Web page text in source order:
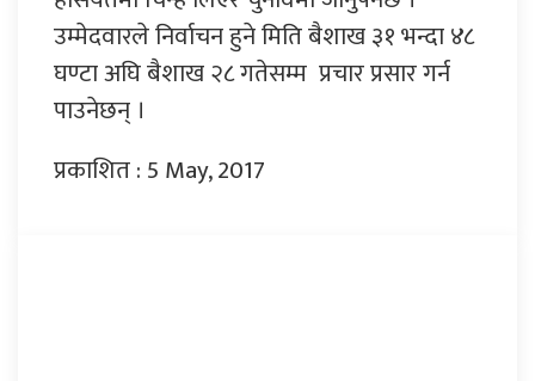
उम्मेदवारले निर्वाचन हुने मिति बैशाख ३१ भन्दा ४८
घण्टा अघि बैशाख २८ गतेसम्म प्रचार प्रसार गर्न
पाउनेछन् ।
प्रकाशित : 5 May, 2017